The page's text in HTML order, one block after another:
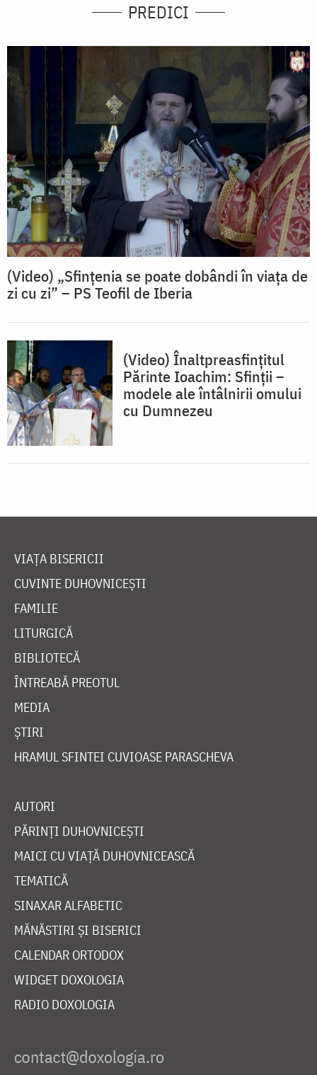
PREDICI
(Video) „Sfințenia se poate dobândi în viața de
zi cu zi” – PS Teofil de Iberia
(Video) Înaltpreasfințitul
Părinte Ioachim: Sfinții –
modele ale întâlnirii omului
cu Dumnezeu
VIAȚA BISERICII
CUVINTE DUHOVNICEȘTI
FAMILIE
LITURGICĂ
BIBLIOTECĂ
ÎNTREABĂ PREOTUL
MEDIA
ȘTIRI
HRAMUL SFINTEI CUVIOASE PARASCHEVA
AUTORI
PĂRINȚI DUHOVNICEȘTI
MAICI CU VIAȚĂ DUHOVNICEASCĂ
TEMATICĂ
SINAXAR ALFABETIC
MĂNĂSTIRI ȘI BISERICI
CALENDAR ORTODOX
WIDGET DOXOLOGIA
RADIO DOXOLOGIA